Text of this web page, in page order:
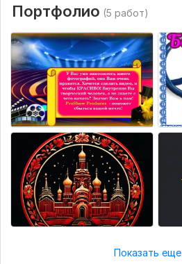
Портфолио (5 работ)
Показать еще